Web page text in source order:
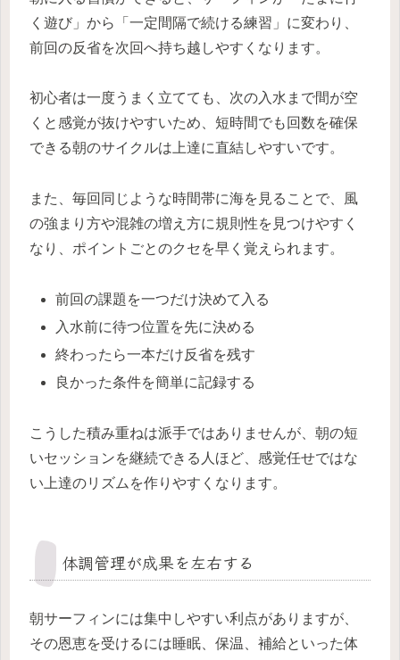
く遊び」から「一定間隔で続ける練習」に変わり、
前回の反省を次回へ持ち越しやすくなります。
初心者は一度うまく立てても、次の入水まで間が空
くと感覚が抜けやすいため、短時間でも回数を確保
できる朝のサイクルは上達に直結しやすいです。
また、毎回同じような時間帯に海を見ることで、風
の強まり方や混雑の増え方に規則性を見つけやすく
なり、ポイントごとのクセを早く覚えられます。
前回の課題を一つだけ決めて入る
入水前に待つ位置を先に決める
終わったら一本だけ反省を残す
良かった条件を簡単に記録する
こうした積み重ねは派手ではありませんが、朝の短
いセッションを継続できる人ほど、感覚任せではな
い上達のリズムを作りやすくなります。
体調管理が成果を左右する
朝サーフィンには集中しやすい利点がありますが、
その恩恵を受けるには睡眠、保温、補給といった体